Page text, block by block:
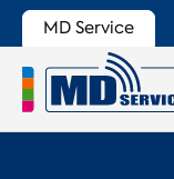
MD Service